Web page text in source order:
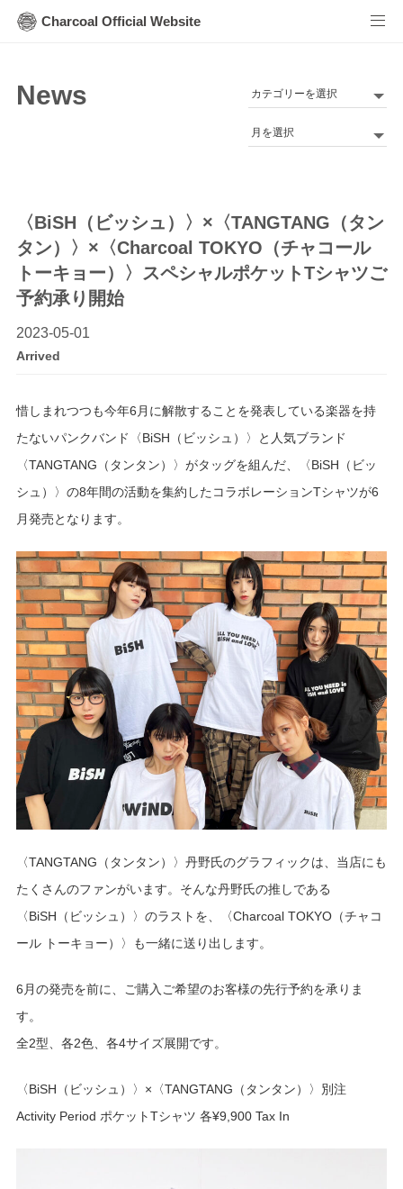
Charcoal Official Website
News
カ
ゴArchives
〈BiSH（ビッシュ）〉×〈TANGTANG（タン
タン）〉×〈Charcoal TOKYO（チャコール
トーキョー）〉スペシャルポケットTシャツご
予約承り開始
2023-05-01
Arrived
惜しまれつつも今年6月に解散することを発表している楽器を持
たないパンクバンド〈BiSH（ビッシュ）〉と人気ブランド
〈TANGTANG（タンタン）〉がタッグを組んだ、〈BiSH（ビッ
シュ）〉の8年間の活動を集約したコラボレーションTシャツが6
月発売となります。
〈TANGTANG（タンタン）〉丹野氏のグラフィックは、当店にも
たくさんのファンがいます。そんな丹野氏の推しである
〈BiSH（ビッシュ）〉のラストを、〈Charcoal TOKYO（チャコ
ール トーキョー）〉も一緒に送り出します。
6月の発売を前に、ご購入ご希望のお客様の先行予約を承りま
す。
全2型、各2色、各4サイズ展開です。
〈BiSH（ビッシュ）〉×〈TANGTANG（タンタン）〉別注
Activity Period ポケットTシャツ 各¥9,900 Tax In